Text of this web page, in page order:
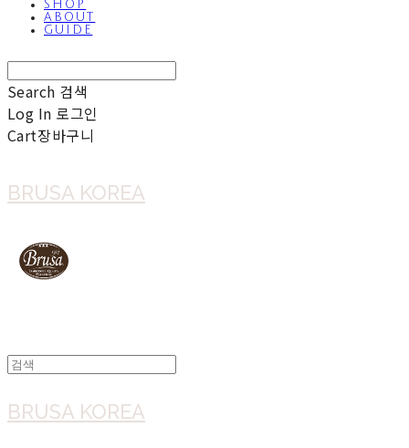
SHOP
ABOUT
GUIDE
Search 검색
Log In 로그인
Cart장바구니
BRUSA KOREA
BRUSA KOREA